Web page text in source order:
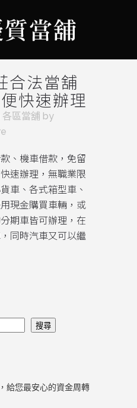
合法當舖
快速辦理
各區當舖 by
、機車借款，免留
速辦理，無職業限
車、各式箱型車、
現金購買車輛，或
期車皆可辦理，在
同時汽車又可以繼
搜尋
給您最安心的資金周轉